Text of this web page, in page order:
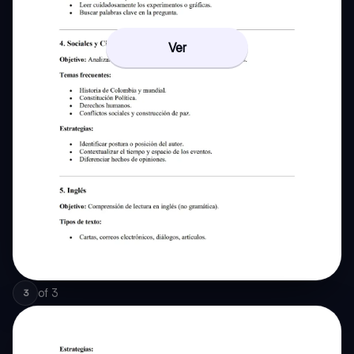
Ver
3 of 3